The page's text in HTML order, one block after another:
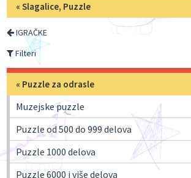
«Slagalice, Puzzle
IGRAČKE
Filteri
« Puzzle za odrasle
Muzejske puzzle
Puzzle od 500 do 999 delova
Puzzle 1000 delova
Puzzle 6000 i više delova